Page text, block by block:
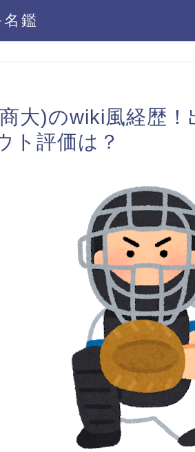
鑑
大)のwiki風経歴！
ト評価は？